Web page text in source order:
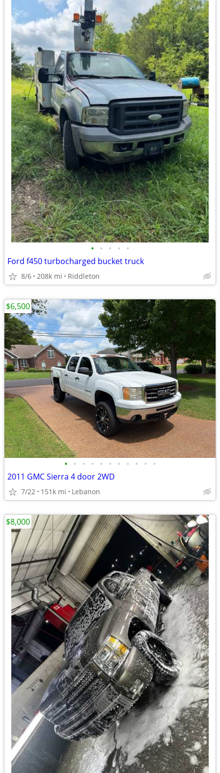
• • • • •
Ford f450 turbocharged bucket truck
8/6 208k mi Riddleton
• • • • • • • • • • •
2011 GMC Sierra 4 door 2WD
7/22 151k mi Lebanon
$6,500
$8,000